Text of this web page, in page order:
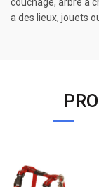
a des lieux, jouets